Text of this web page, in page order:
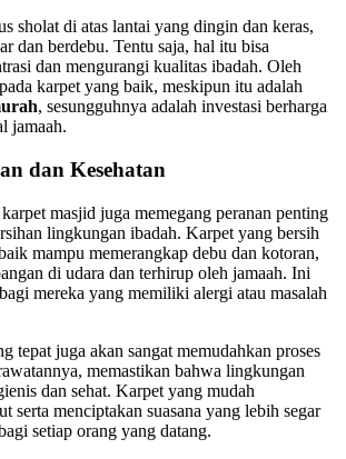
sholat di atas lantai yang dingin dan keras,
dan berdebu. Tentu saja, hal itu bisa
dan mengurangi kualitas ibadah. Oleh
karpet yang baik, meskipun itu adalah
, sesungguhnya adalah investasi berharga
jamaah.
dan Kesehatan
masjid juga memegang peranan penting
lingkungan ibadah. Karpet yang bersih
mampu memerangkap debu dan kotoran,
di udara dan terhirup oleh jamaah. Ini
mereka yang memiliki alergi atau masalah
tepat juga akan sangat memudahkan proses
memastikan bahwa lingkungan
dan sehat. Karpet yang mudah
serta menciptakan suasana yang lebih segar
setiap orang yang datang.